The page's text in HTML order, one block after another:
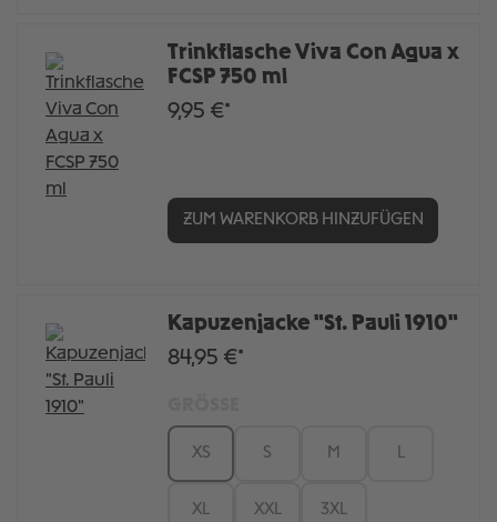
Trinkflasche Viva Con Agua x
FCSP 750 ml
9,95 €*
ZUM WARENKORB HINZUFÜGEN
Kapuzenjacke "St. Pauli 1910"
84,95 €*
XS S M L
XL XXL 3XL